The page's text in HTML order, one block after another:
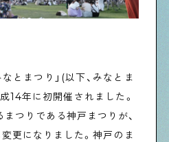
家
町
事です
とまつり」(以下、みなとま
14年に初開催されました。
まつりである神戸まつりが、
更になりました。神戸のま